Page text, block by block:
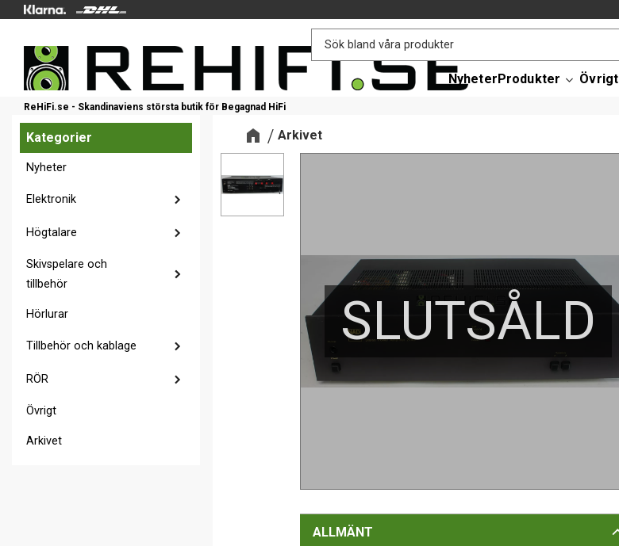
ReHiFi.se - Skandinaviens största butik för Begagnad HiFi
NyheterProdukter Övrigt
Arkivet
SLUTSÅLD
ALLMÄNT
Kategorier
Nyheter
Elektronik
Högtalare
Skivspelare och
tillbehör
Hörlurar
Tillbehör och kablage
RÖR
Övrigt
Arkivet